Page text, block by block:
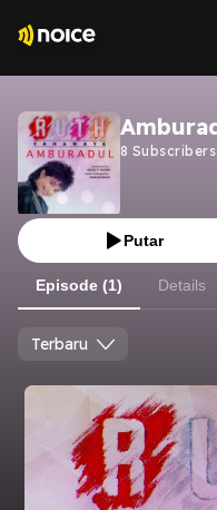
8 Subscribers
Putar
Episode (1) Details
Terbaru